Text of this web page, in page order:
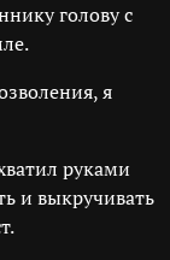
голову с
я
руками
и выкручивать